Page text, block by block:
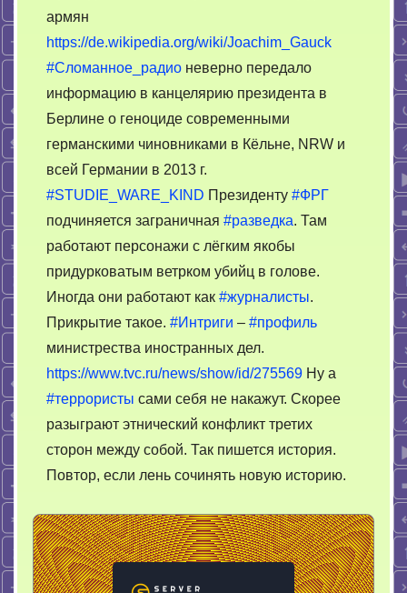
армян
https://de.wikipedia.org/wiki/Joachim_Gauck
#Сломанное_радио неверно передало
информацию в канцелярию президента в
Берлине о геноциде современными
германскими чиновниками в Кёльне, NRW и
всей Германии в 2013 г.
#STUDIE_WARE_KIND Президенту #ФРГ
подчиняется заграничная #разведка. Там
работают персонажи с лёгким якобы
придурковатым ветрком убийц в голове.
Иногда они работают как #журналисты.
Прикрытие такое. #Интриги – #профиль
министрества иностранных дел.
https://www.tvc.ru/news/show/id/275569 Ну а
#террористы сами себя не накажут. Скорее
разыграют этнический конфликт третих
сторон между собой. Так пишется история.
Повтор, если лень сочинять новую историю.